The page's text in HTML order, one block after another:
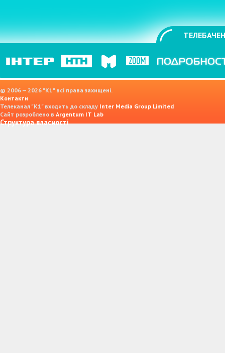
© 2006 — 2026 "K1" всі права захищені.
Контакти
Телеканал "К1" входить до складу Inter Media Group Limited
Сайт розроблено в Argentum IT Lab
Структура власності